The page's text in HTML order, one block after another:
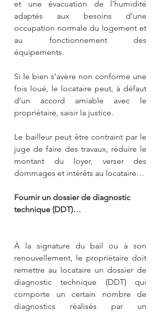
et une évacuation de l’humidité
adaptés aux besoins d’une
occupation normale du logement et
au fonctionnement des
équipements.
Si le bien s’avère non conforme une
fois loué, le locataire peut, à défaut
d’un accord amiable avec le
propriétaire, saisir la justice.
Le bailleur peut être contraint par le
juge de faire des travaux, réduire le
montant du loyer, verser des
dommages et intérêts au locataire…
Fournir un dossier de diagnostic
technique (DDT)…
À la signature du bail ou à son
renouvellement, le propriétaire doit
remettre au locataire un dossier de
diagnostic technique (DDT) qui
comporte un certain nombre de
diagnostics réalisés par un